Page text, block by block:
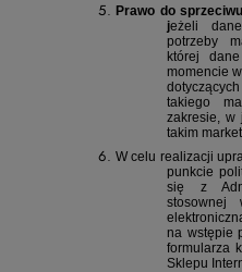
Prawo do
jeżeli
potrzeby
której
momencie
takiego
zakresie, w
takim
W celu realizacji
punkcie
się z
stosownej
na wstępie
formularza
Sklepu